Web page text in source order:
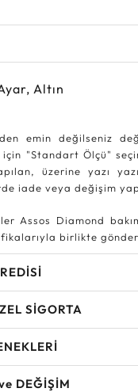
Altın
emin değilseniz
için "Standart Ölçü"
üzerine yazı
iade veya değişim
Assos Diamond
birlikte
SİGORTA
DEĞİŞİM